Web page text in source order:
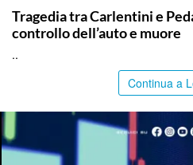
Tragedia tra Carlentini e
controllo dell’auto e muore
..
Continua a